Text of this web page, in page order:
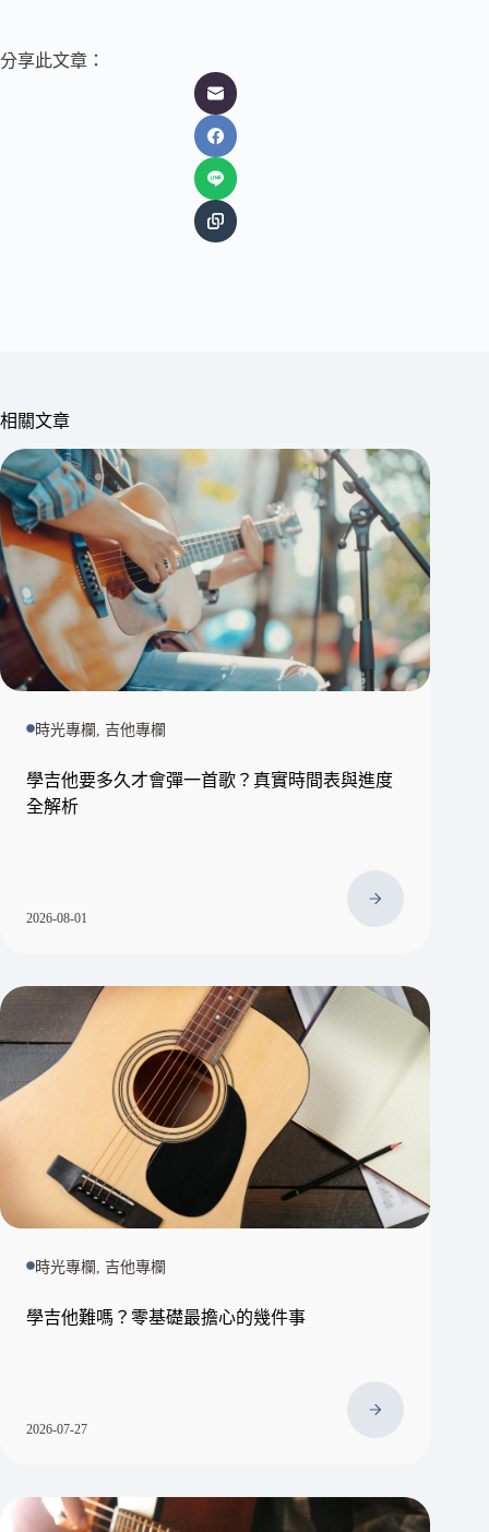
分享此文章：
相關文章
時光專欄, 吉他專欄
學吉他要多久才會彈一首歌？真實時間表與進度
全解析
2026-08-01
時光專欄, 吉他專欄
學吉他難嗎？零基礎最擔心的幾件事
2026-07-27